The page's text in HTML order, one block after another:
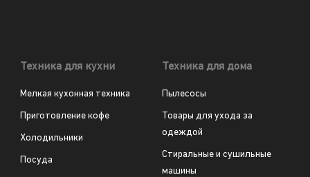
Техника для кухни
Мелкая кухонная техника
Приготовление кофе
Холодильники
Посуда
Техника для дома
Пылесосы
Товары для ухода за
одеждой
Стиральные и сушильные
машины